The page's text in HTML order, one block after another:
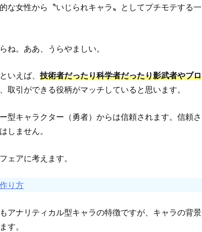
な女性から〝いじられキャラ〟としてプチモテする一
ね。ああ、うらやましい。
いえば、 技術者だったり科学者だったり影武者やブロ
取引ができる役柄がマッチしていると思います。
型キャラクター（勇者）からは信頼されます。信頼さ
しません。
ェアに考えます。
り方
アナリティカル型キャラの特徴ですが、キャラの背景
す。